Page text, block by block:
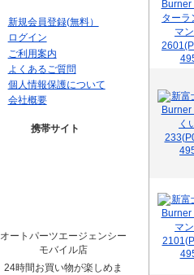
新規会員登録(無料）
ログイン
ご利用案内
よくあるご質問
個人情報保護について
会社概要
携帯サイト
オートパーツエージェンシー
モバイル店
24時間お買い物が楽しめま